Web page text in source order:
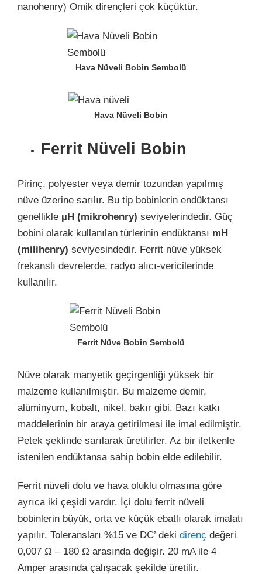
nanohenry) Omik dirençleri çok küçüktür.
Hava Nüveli Bobin Sembolü
Hava Nüveli Bobin
Ferrit Nüveli Bobin
Pirinç, polyester veya demir tozundan yapılmış
nüve üzerine sarılır. Bu tip bobinlerin endüktansı
genellikle µH (mikrohenry) seviyelerindedir. Güç
bobini olarak kullanılan türlerinin endüktansı mH
(milihenry) seviyesindedir. Ferrit nüve yüksek
frekanslı devrelerde, radyo alıcı-vericilerinde
kullanılır.
Ferrit Nüve Bobin Sembolü
Nüve olarak manyetik geçirgenliği yüksek bir
malzeme kullanılmıştır. Bu malzeme demir,
alüminyum, kobalt, nikel, bakır gibi. Bazı katkı
maddelerinin bir araya getirilmesi ile imal edilmiştir.
Petek şeklinde sarılarak üretilirler. Az bir iletkenle
istenilen endüktansa sahip bobin elde edilebilir.
Ferrit nüveli dolu ve hava oluklu olmasına göre
ayrıca iki çeşidi vardır. İçi dolu ferrit nüveli
bobinlerin büyük, orta ve küçük ebatlı olarak imalatı
yapılır. Toleransları %15 ve DC’ deki direnç değeri
0,007 Ω – 180 Ω arasında değişir. 20 mA ile 4
Amper arasında çalışacak şekilde üretilir.